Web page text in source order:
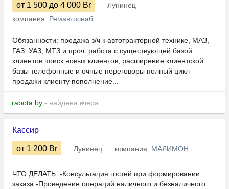
от 1 500 до 4 000 Br
Лунинец
компания: Ремавтоснаб
Обязанности: продажа з/ч к автотракторной технике, МАЗ,
ГАЗ, УАЗ, МТЗ и проч. работа с существующей базой
клиентов поиск новых клиентов, расширение клиентской
базы телефонные и очные переговоры полный цикл
продажи клиенту пополнение...
rabota.by - найдена вчера
Кассир
от 1 200 Br Лунинец компания: МАЛИМОН
ЧТО ДЕЛАТЬ: -Консультация гостей при формировании
заказа -Проведение операций наличного и безналичного